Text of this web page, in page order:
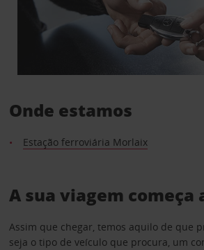
Onde estamos
Estação ferroviária Morlaix
A sua viagem começa
Assim que chegar, temos aquilo de que
seja o tipo de veículo que procura, um